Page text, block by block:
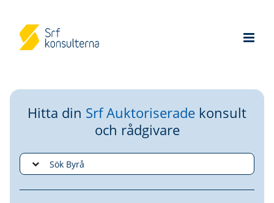
Hitta din Srf Auktoriserade konsult
och rådgivare